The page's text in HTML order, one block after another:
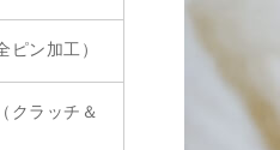
ピン加工）
クラッチ＆